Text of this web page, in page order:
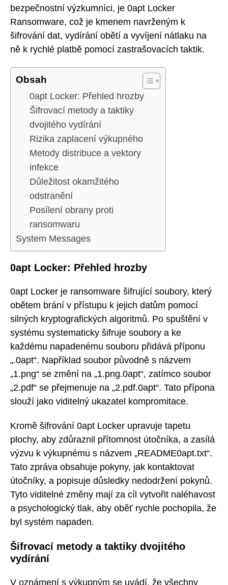
bezpečnostní výzkumníci, je 0apt Locker
Ransomware, což je kmenem navrženým k
šifrování dat, vydírání obětí a vyvíjení nátlaku na
ně k rychlé platbě pomocí zastrašovacích taktik.
Obsah
0apt Locker: Přehled hrozby
Šifrovací metody a taktiky
dvojitého vydírání
Rizika zaplacení výkupného
Metody distribuce a vektory
infekce
Důležitost okamžitého
odstranění
Posílení obrany proti
ransomwaru
System Messages
0apt Locker: Přehled hrozby
0apt Locker je ransomware šifrující soubory, který
obětem brání v přístupu k jejich datům pomocí
silných kryptografických algoritmů. Po spuštění v
systému systematicky šifruje soubory a ke
každému napadenému souboru přidává příponu
„.0apt“. Například soubor původně s názvem
„1.png“ se změní na „1.png.0apt“, zatímco soubor
„2.pdf“ se přejmenuje na „2.pdf.0apt“. Tato přípona
slouží jako viditelný ukazatel kompromitace.
Kromě šifrování 0apt Locker upravuje tapetu
plochy, aby zdůraznil přítomnost útočníka, a zasílá
výzvu k výkupnému s názvem „README0apt.txt“.
Tato zpráva obsahuje pokyny, jak kontaktovat
útočníky, a popisuje důsledky nedodržení pokynů.
Tyto viditelné změny mají za cíl vytvořit naléhavost
a psychologický tlak, aby oběť rychle pochopila, že
byl systém napaden.
Šifrovací metody a taktiky dvojitého
vydírání
V oznámení s výkupným se uvádí, že všechny